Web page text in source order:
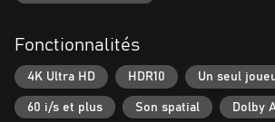
Fonctionnalités
4K Ultra HD HDR10 Un seul
60 i/s et plus Son spatial Dolby